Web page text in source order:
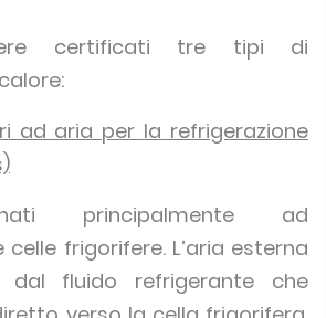
certificati tre tipi di
ad aria per la refrigerazione
principalmente ad
frigorifere. L’aria esterna
fluido refrigerante che